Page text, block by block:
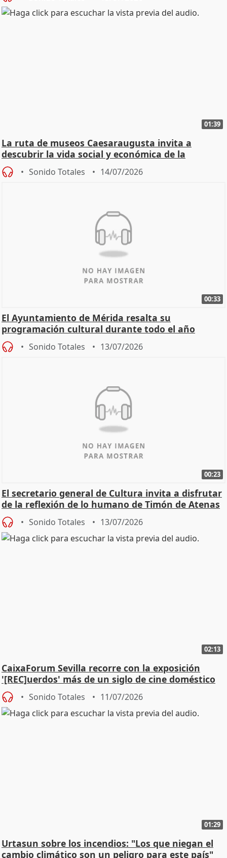
01:39
La ruta de museos Caesaraugusta invita a
descubrir la vida social y económica de la
Zaragoza ro
Sonido Totales 14/07/2026
00:33
El Ayuntamiento de Mérida resalta su
programación cultural durante todo el año
Sonido Totales 13/07/2026
00:23
El secretario general de Cultura invita a disfrutar
de la reflexión de lo humano de Timón de Atenas
Sonido Totales 13/07/2026
02:13
CaixaForum Sevilla recorre con la exposición
'[REC]uerdos' más de un siglo de cine doméstico
Sonido Totales 11/07/2026
01:29
Urtasun sobre los incendios: "Los que niegan el
cambio climático son un peligro para este país"